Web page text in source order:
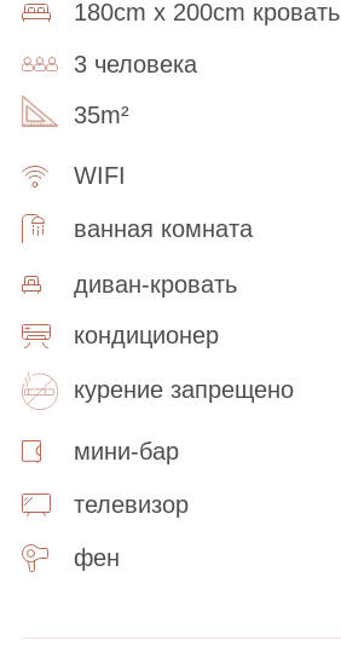
180cm x 200cm кровать
3 человека
35m²
WIFI
ванная комната
диван-кровать
кондиционер
курение запрещено
мини-бар
телевизор
фен